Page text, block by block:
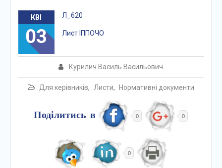
КВІ
03
Курилич Василь Васильович
Для керівників, Листи, Нормативні документи
Л_620
Лист ІППОЧО
Поділитись в 0 0
0